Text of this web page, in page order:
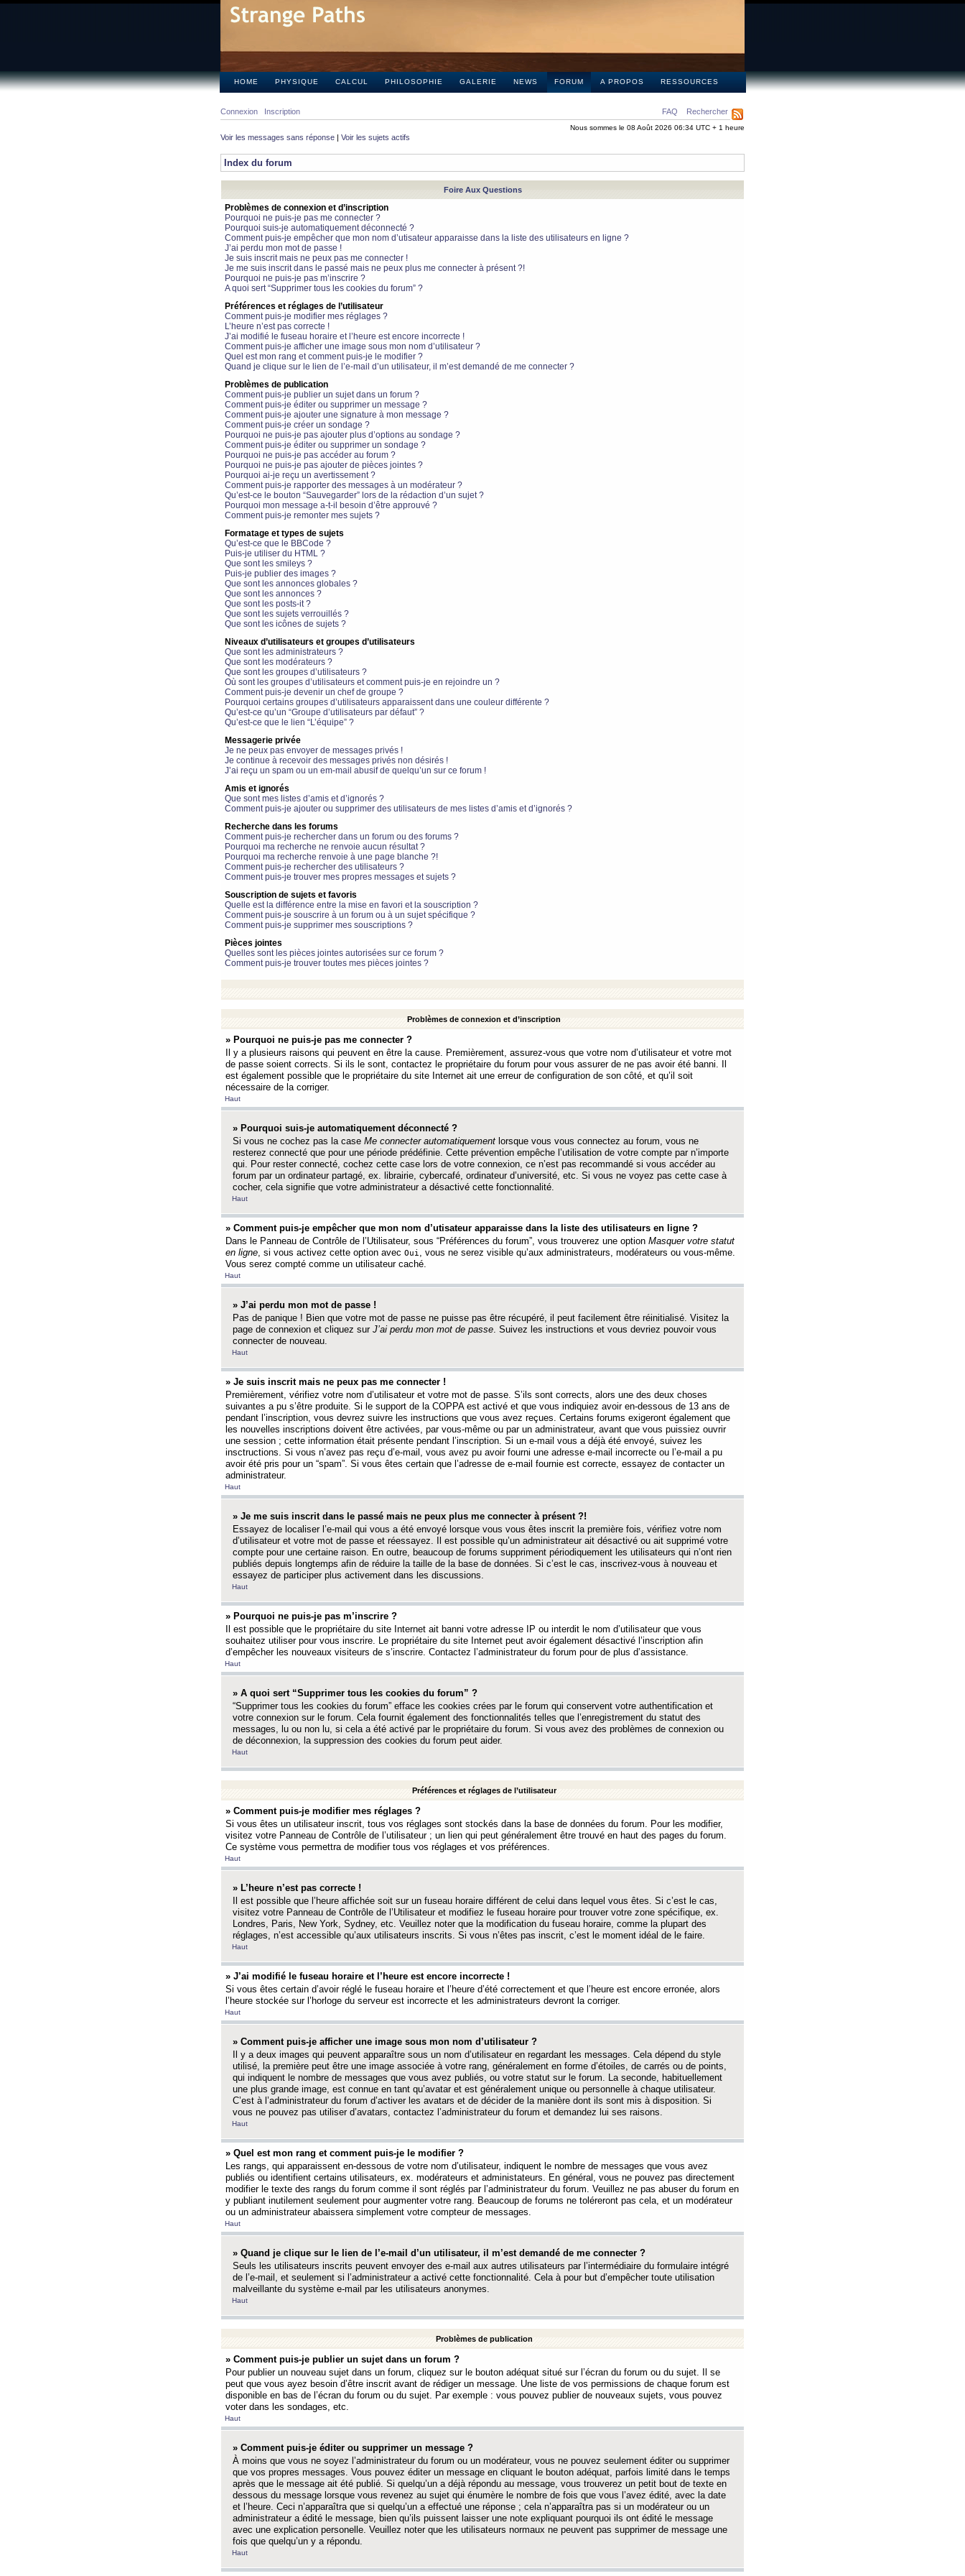
HOME PHYSIQUE CALCUL PHILOSOPHIE GALERIE NEWS FORUM A PROPOS RESSOURCES
FAQ Rechercher
Connexion Inscription
Nous sommes le 08 Août 2026 06:34 UTC + 1 heure
Voir les messages sans réponse | Voir les sujets actifs
Index du forum
Foire Aux Questions
Problèmes de connexion et d’inscription
Pourquoi ne puis-je pas me connecter ?
Pourquoi suis-je automatiquement déconnecté ?
Comment puis-je empêcher que mon nom d’utisateur apparaisse dans la liste des utilisateurs en ligne ?
J’ai perdu mon mot de passe !
Je suis inscrit mais ne peux pas me connecter !
Je me suis inscrit dans le passé mais ne peux plus me connecter à présent ?!
Pourquoi ne puis-je pas m’inscrire ?
A quoi sert “Supprimer tous les cookies du forum” ?
Préférences et réglages de l’utilisateur
Comment puis-je modifier mes réglages ?
L’heure n’est pas correcte !
J’ai modifié le fuseau horaire et l’heure est encore incorrecte !
Comment puis-je afficher une image sous mon nom d’utilisateur ?
Quel est mon rang et comment puis-je le modifier ?
Quand je clique sur le lien de l’e-mail d’un utilisateur, il m’est demandé de me connecter ?
Problèmes de publication
Comment puis-je publier un sujet dans un forum ?
Comment puis-je éditer ou supprimer un message ?
Comment puis-je ajouter une signature à mon message ?
Comment puis-je créer un sondage ?
Pourquoi ne puis-je pas ajouter plus d’options au sondage ?
Comment puis-je éditer ou supprimer un sondage ?
Pourquoi ne puis-je pas accéder au forum ?
Pourquoi ne puis-je pas ajouter de pièces jointes ?
Pourquoi ai-je reçu un avertissement ?
Comment puis-je rapporter des messages à un modérateur ?
Qu’est-ce le bouton “Sauvegarder” lors de la rédaction d’un sujet ?
Pourquoi mon message a-t-il besoin d’être approuvé ?
Comment puis-je remonter mes sujets ?
Formatage et types de sujets
Qu’est-ce que le BBCode ?
Puis-je utiliser du HTML ?
Que sont les smileys ?
Puis-je publier des images ?
Que sont les annonces globales ?
Que sont les annonces ?
Que sont les posts-it ?
Que sont les sujets verrouillés ?
Que sont les icônes de sujets ?
Niveaux d’utilisateurs et groupes d’utilisateurs
Que sont les administrateurs ?
Que sont les modérateurs ?
Que sont les groupes d’utilisateurs ?
Où sont les groupes d’utilisateurs et comment puis-je en rejoindre un ?
Comment puis-je devenir un chef de groupe ?
Pourquoi certains groupes d’utilisateurs apparaissent dans une couleur différente ?
Qu’est-ce qu’un “Groupe d’utilisateurs par défaut” ?
Qu’est-ce que le lien “L’équipe” ?
Messagerie privée
Je ne peux pas envoyer de messages privés !
Je continue à recevoir des messages privés non désirés !
J’ai reçu un spam ou un em-mail abusif de quelqu’un sur ce forum !
Amis et ignorés
Que sont mes listes d’amis et d’ignorés ?
Comment puis-je ajouter ou supprimer des utilisateurs de mes listes d’amis et d’ignorés ?
Recherche dans les forums
Comment puis-je rechercher dans un forum ou des forums ?
Pourquoi ma recherche ne renvoie aucun résultat ?
Pourquoi ma recherche renvoie à une page blanche ?!
Comment puis-je rechercher des utilisateurs ?
Comment puis-je trouver mes propres messages et sujets ?
Souscription de sujets et favoris
Quelle est la différence entre la mise en favori et la souscription ?
Comment puis-je souscrire à un forum ou à un sujet spécifique ?
Comment puis-je supprimer mes souscriptions ?
Pièces jointes
Quelles sont les pièces jointes autorisées sur ce forum ?
Comment puis-je trouver toutes mes pièces jointes ?
Problèmes de connexion et d’inscription
» Pourquoi ne puis-je pas me connecter ?
Il y a plusieurs raisons qui peuvent en être la cause. Premièrement, assurez-vous que votre nom d’utilisateur et votre mot
de passe soient corrects. Si ils le sont, contactez le propriétaire du forum pour vous assurer de ne pas avoir été banni. Il
est également possible que le propriétaire du site Internet ait une erreur de configuration de son côté, et qu’il soit
nécessaire de la corriger.
Haut
» Pourquoi suis-je automatiquement déconnecté ?
Si vous ne cochez pas la case Me connecter automatiquement lorsque vous vous connectez au forum, vous ne
resterez connecté que pour une période prédéfinie. Cette prévention empêche l’utilisation de votre compte par n’importe
qui. Pour rester connecté, cochez cette case lors de votre connexion, ce n’est pas recommandé si vous accéder au
forum par un ordinateur partagé, ex. librairie, cybercafé, ordinateur d’université, etc. Si vous ne voyez pas cette case à
cocher, cela signifie que votre administrateur a désactivé cette fonctionnalité.
Haut
» Comment puis-je empêcher que mon nom d’utisateur apparaisse dans la liste des utilisateurs en ligne ?
Dans le Panneau de Contrôle de l’Utilisateur, sous “Préférences du forum”, vous trouverez une option Masquer votre statut
en ligne, si vous activez cette option avec Oui , vous ne serez visible qu’aux administrateurs, modérateurs ou vous-même.
Vous serez compté comme un utilisateur caché.
Haut
» J’ai perdu mon mot de passe !
Pas de panique ! Bien que votre mot de passe ne puisse pas être récupéré, il peut facilement être réinitialisé. Visitez la
page de connexion et cliquez sur J’ai perdu mon mot de passe. Suivez les instructions et vous devriez pouvoir vous
connecter de nouveau.
Haut
» Je suis inscrit mais ne peux pas me connecter !
Premièrement, vérifiez votre nom d’utilisateur et votre mot de passe. S’ils sont corrects, alors une des deux choses
suivantes a pu s’être produite. Si le support de la COPPA est activé et que vous indiquiez avoir en-dessous de 13 ans de
pendant l’inscription, vous devrez suivre les instructions que vous avez reçues. Certains forums exigeront également que
les nouvelles inscriptions doivent être activées, par vous-même ou par un administrateur, avant que vous puissiez ouvrir
une session ; cette information était présente pendant l’inscription. Si un e-mail vous a déjà été envoyé, suivez les
insctructions. Si vous n’avez pas reçu d’e-mail, vous avez pu avoir fourni une adresse e-mail incorrecte ou l’e-mail a pu
avoir été pris pour un “spam”. Si vous êtes certain que l’adresse de e-mail fournie est correcte, essayez de contacter un
administrateur.
Haut
» Je me suis inscrit dans le passé mais ne peux plus me connecter à présent ?!
Essayez de localiser l’e-mail qui vous a été envoyé lorsque vous vous êtes inscrit la première fois, vérifiez votre nom
d’utilisateur et votre mot de passe et réessayez. Il est possible qu’un administrateur ait désactivé ou ait supprimé votre
compte pour une certaine raison. En outre, beaucoup de forums suppriment périodiquement les utilisateurs qui n’ont rien
publiés depuis longtemps afin de réduire la taille de la base de données. Si c’est le cas, inscrivez-vous à nouveau et
essayez de participer plus activement dans les discussions.
Haut
» Pourquoi ne puis-je pas m’inscrire ?
Il est possible que le propriétaire du site Internet ait banni votre adresse IP ou interdit le nom d’utilisateur que vous
souhaitez utiliser pour vous inscrire. Le propriétaire du site Internet peut avoir également désactivé l’inscription afin
d’empêcher les nouveaux visiteurs de s’inscrire. Contactez l’administrateur du forum pour de plus d’assistance.
Haut
» A quoi sert “Supprimer tous les cookies du forum” ?
“Supprimer tous les cookies du forum” efface les cookies crées par le forum qui conservent votre authentification et
votre connexion sur le forum. Cela fournit également des fonctionnalités telles que l’enregistrement du statut des
messages, lu ou non lu, si cela a été activé par le propriétaire du forum. Si vous avez des problèmes de connexion ou
de déconnexion, la suppression des cookies du forum peut aider.
Haut
Préférences et réglages de l’utilisateur
» Comment puis-je modifier mes réglages ?
Si vous êtes un utilisateur inscrit, tous vos réglages sont stockés dans la base de données du forum. Pour les modifier,
visitez votre Panneau de Contrôle de l’utilisateur ; un lien qui peut généralement être trouvé en haut des pages du forum.
Ce système vous permettra de modifier tous vos réglages et vos préférences.
Haut
» L’heure n’est pas correcte !
Il est possible que l’heure affichée soit sur un fuseau horaire différent de celui dans lequel vous êtes. Si c’est le cas,
visitez votre Panneau de Contrôle de l’Utilisateur et modifiez le fuseau horaire pour trouver votre zone spécifique, ex.
Londres, Paris, New York, Sydney, etc. Veuillez noter que la modification du fuseau horaire, comme la plupart des
réglages, n’est accessible qu’aux utilisateurs inscrits. Si vous n’êtes pas inscrit, c’est le moment idéal de le faire.
Haut
» J’ai modifié le fuseau horaire et l’heure est encore incorrecte !
Si vous êtes certain d’avoir réglé le fuseau horaire et l’heure d’été correctement et que l’heure est encore erronée, alors
l’heure stockée sur l’horloge du serveur est incorrecte et les administrateurs devront la corriger.
Haut
» Comment puis-je afficher une image sous mon nom d’utilisateur ?
Il y a deux images qui peuvent apparaître sous un nom d’utilisateur en regardant les messages. Cela dépend du style
utilisé, la première peut être une image associée à votre rang, généralement en forme d’étoiles, de carrés ou de points,
qui indiquent le nombre de messages que vous avez publiés, ou votre statut sur le forum. La seconde, habituellement
une plus grande image, est connue en tant qu’avatar et est généralement unique ou personnelle à chaque utilisateur.
C’est à l’administrateur du forum d’activer les avatars et de décider de la manière dont ils sont mis à disposition. Si
vous ne pouvez pas utiliser d’avatars, contactez l’administrateur du forum et demandez lui ses raisons.
Haut
» Quel est mon rang et comment puis-je le modifier ?
Les rangs, qui apparaissent en-dessous de votre nom d’utilisateur, indiquent le nombre de messages que vous avez
publiés ou identifient certains utilisateurs, ex. modérateurs et administateurs. En général, vous ne pouvez pas directement
modifier le texte des rangs du forum comme il sont réglés par l’administrateur du forum. Veuillez ne pas abuser du forum en
y publiant inutilement seulement pour augmenter votre rang. Beaucoup de forums ne toléreront pas cela, et un modérateur
ou un administrateur abaissera simplement votre compteur de messages.
Haut
» Quand je clique sur le lien de l’e-mail d’un utilisateur, il m’est demandé de me connecter ?
Seuls les utilisateurs inscrits peuvent envoyer des e-mail aux autres utilisateurs par l’intermédiaire du formulaire intégré
de l’e-mail, et seulement si l’administrateur a activé cette fonctionnalité. Cela à pour but d’empêcher toute utilisation
malveillante du système e-mail par les utilisateurs anonymes.
Haut
Problèmes de publication
» Comment puis-je publier un sujet dans un forum ?
Pour publier un nouveau sujet dans un forum, cliquez sur le bouton adéquat situé sur l’écran du forum ou du sujet. Il se
peut que vous ayez besoin d’être inscrit avant de rédiger un message. Une liste de vos permissions de chaque forum est
disponible en bas de l’écran du forum ou du sujet. Par exemple : vous pouvez publier de nouveaux sujets, vous pouvez
voter dans les sondages, etc.
Haut
» Comment puis-je éditer ou supprimer un message ?
À moins que vous ne soyez l’administrateur du forum ou un modérateur, vous ne pouvez seulement éditer ou supprimer
que vos propres messages. Vous pouvez éditer un message en cliquant le bouton adéquat, parfois limité dans le temps
après que le message ait été publié. Si quelqu’un a déjà répondu au message, vous trouverez un petit bout de texte en
dessous du message lorsque vous revenez au sujet qui énumère le nombre de fois que vous l’avez édité, avec la date
et l’heure. Ceci n’apparaîtra que si quelqu’un a effectué une réponse ; cela n’apparaîtra pas si un modérateur ou un
administrateur a édité le message, bien qu’ils puissent laisser une note expliquant pourquoi ils ont édité le message
avec une explication personelle. Veuillez noter que les utilisateurs normaux ne peuvent pas supprimer de message une
fois que quelqu’un y a répondu.
Haut